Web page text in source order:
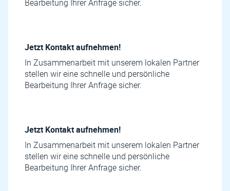
Bearbeitung Ihrer Anfrage sicher.
Jetzt Kontakt aufnehmen!
In Zusammenarbeit mit unserem lokalen Partner
stellen wir eine schnelle und persönliche
Bearbeitung Ihrer Anfrage sicher.
Jetzt Kontakt aufnehmen!
In Zusammenarbeit mit unserem lokalen Partner
stellen wir eine schnelle und persönliche
Bearbeitung Ihrer Anfrage sicher.